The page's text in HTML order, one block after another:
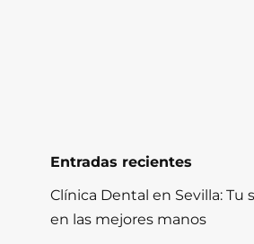
Entradas recientes
Clínica Dental en Sevilla: Tu
en las mejores manos